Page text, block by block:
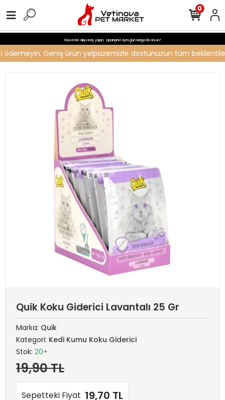
Güvenle alışveriş yapın, siparişiniz aynı gün kargo'da olsun!
Geniş ürün yelpazemizle dostunuzun tüm
0
Quik Koku Giderici Lavantalı 25 Gr
Marka: Quik
Kategori: Kedi Kumu Koku Giderici
Stok: 20+
19,90 TL
Sepetteki Fiyat 19,70 TL